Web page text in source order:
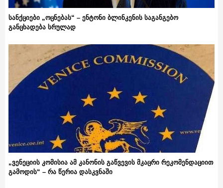
სანქციები „ოცნებას“ – ენტონი ბლინკენის საგანგებო
განცხადება სრულად
„ვენეციის კომისია ამ კანონის გაწვევის მკაცრი რეკომენდაციით
გამოდის“ – რა წერია დასკვნაში